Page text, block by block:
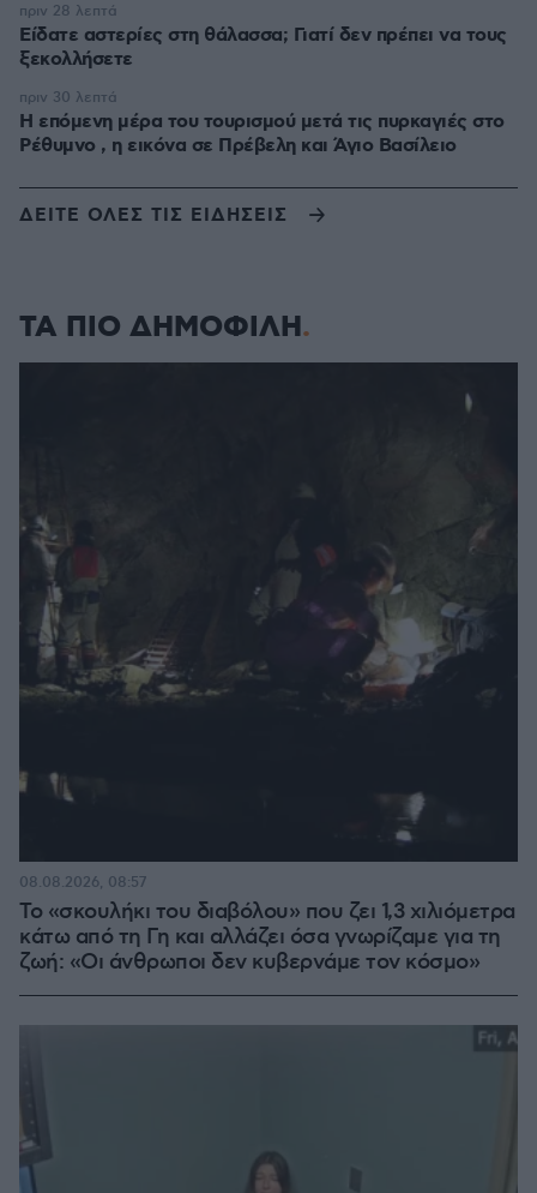
Είδατε αστερίες στη θάλασσα; Γιατί δεν πρέπει να τους
ξεκολλήσετε
πριν 28 λεπτά
Η επόμενη μέρα του τουρισμού μετά τις πυρκαγιές στο
Ρέθυμνο , η εικόνα σε Πρέβελη και Άγιο Βασίλειο
πριν 30 λεπτά
ΔΕΙΤΕ ΟΛΕΣ ΤΙΣ ΕΙΔΗΣΕΙΣ
ΤΑ ΠΙΟ ΔΗΜΟΦΙΛΗ
Το «σκουλήκι του διαβόλου» που ζει 1,3 χιλιόμετρα
κάτω από τη Γη και αλλάζει όσα γνωρίζαμε για τη
ζωή: «Οι άνθρωποι δεν κυβερνάμε τον κόσμο»
08.08.2026, 08:57